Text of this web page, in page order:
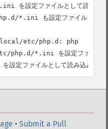
を設定ファイルとして読み込
*.ini も設定ファイルとして
local/etc/php.d: php
php.d/*.ini を設定ファイルと
• Submit a Pull